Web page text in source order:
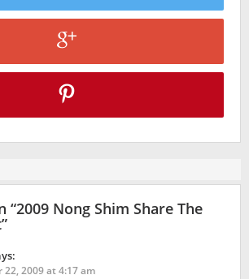
“2009 Nong Shim Share The
”
22, 2009 at 4:17 am